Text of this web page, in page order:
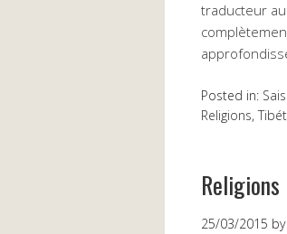
traducteur au
Posted in:
Religions,
25/03/2015 by